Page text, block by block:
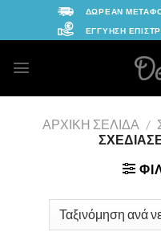
ΔΩΡΕΑΝ
ΕΓΓΥΗΣΗ
ΑΡΧΙΚΉ ΣΕΛΊΔΑ /